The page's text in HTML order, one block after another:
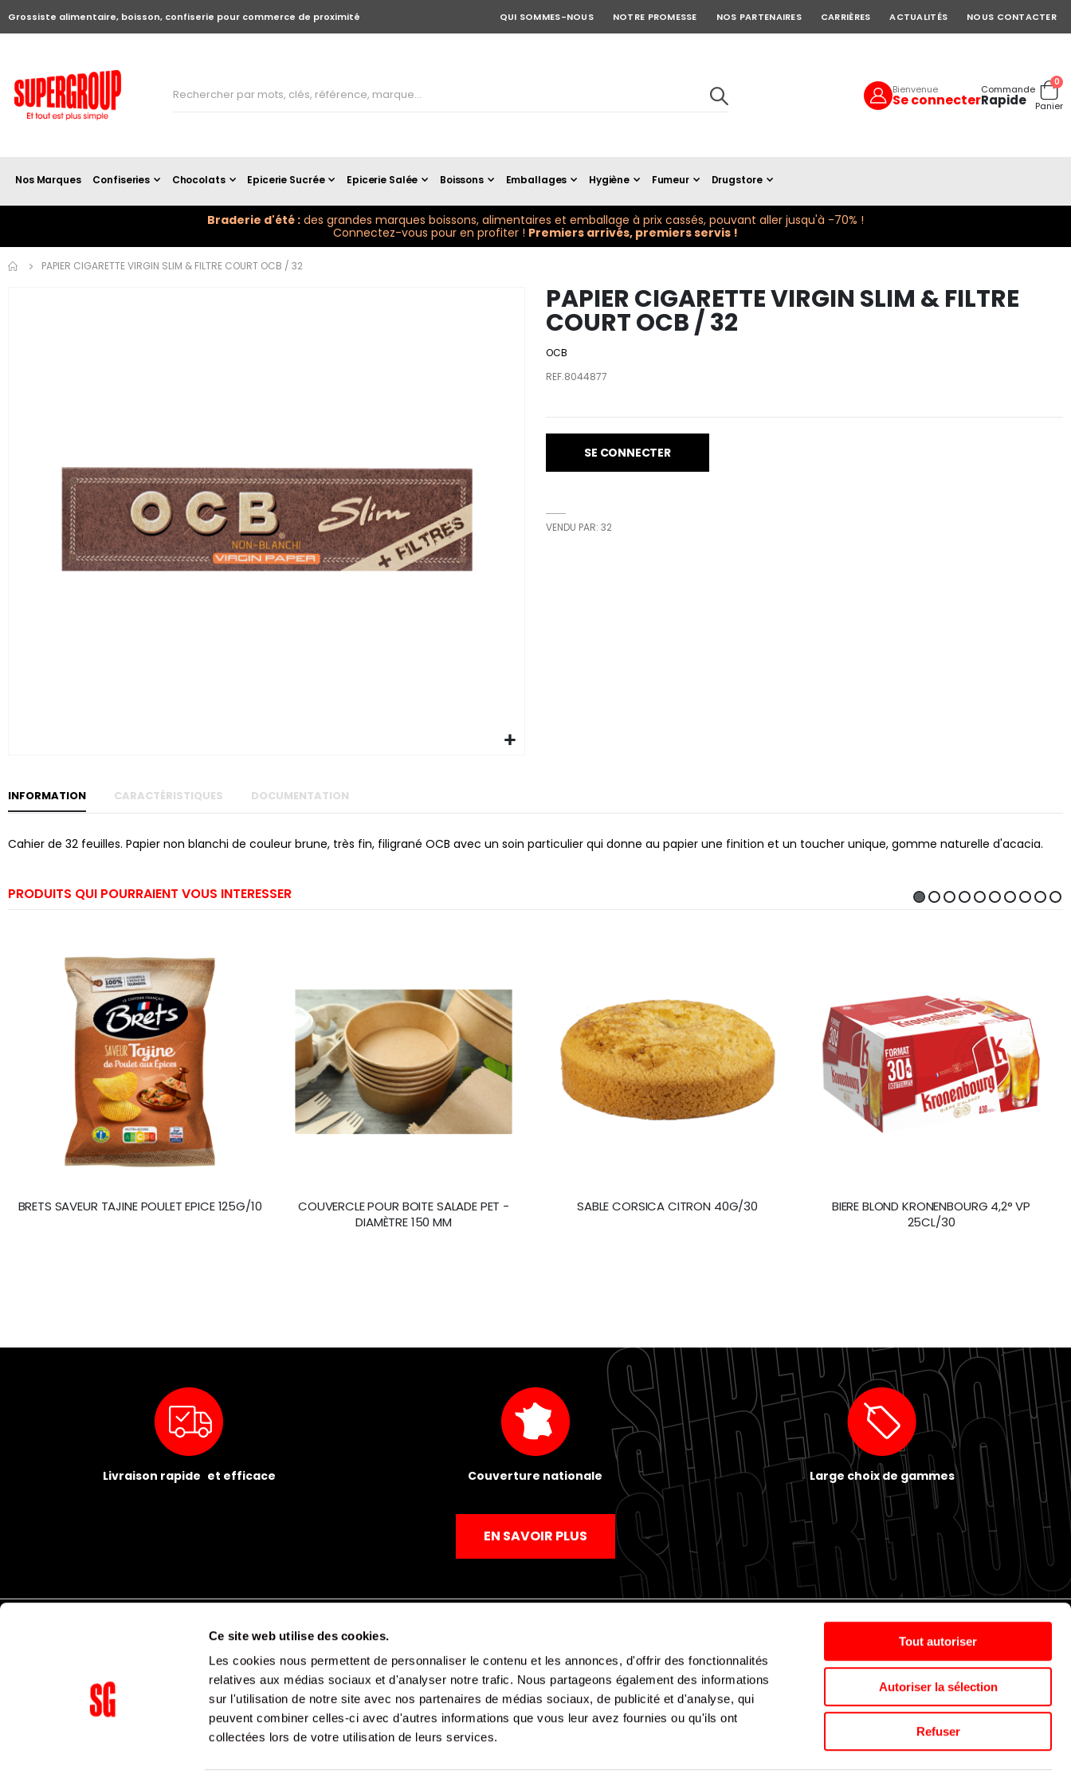
Ce site web utilise des cookies.
Les cookies nous permettent de personnaliser le contenu et les annonces, d'offrir des fonctionnalités
relatives aux médias sociaux et d'analyser notre trafic. Nous partageons également des informations
sur l'utilisation de notre site avec nos partenaires de médias sociaux, de publicité et d'analyse, qui
peuvent combiner celles-ci avec d'autres informations que vous leur avez fournies ou qu'ils ont
collectées lors de votre utilisation de leurs services.
Tout autoriser
Autoriser la sélection
Refuser
Grossiste alimentaire, boisson, confiserie pour commerce de proximité QUI SOMMES-NOUS NOTRE PROMESSE NOS PARTENAIRES CARRIÈRES ACTUALITÉS NOUS CONTACTER
Bienvenue
Se connecter
Commande
Rapide Cart
0
Panier
Nos Marques Confiseries Chocolats Epicerie Sucrée Epicerie Salée Boissons Emballages Hygiène Fumeur Drugstore
Braderie d'été : des grandes marques boissons, alimentaires et emballage à prix cassés, pouvant aller jusqu'à -70% !
Connectez-vous pour en profiter ! Premiers arrivés, premiers servis !
PAPIER CIGARETTE VIRGIN SLIM & FILTRE COURT OCB / 32
the
PAPIER CIGARETTE VIRGIN SLIM & FILTRE
COURT OCB / 32
OCB
REF.8044877
SE CONNECTER
VENDU PAR: 32
INFORMATION
Cahier de 32 feuilles. Papier non blanchi de couleur brune, très fin, filigrané OCB avec un soin particulier qui donne au papier une finition et un toucher unique, gomme naturelle d'acacia.
CARACTÉRISTIQUES DOCUMENTATION
PRODUITS QUI POURRAIENT VOUS INTERESSER
BRETS SAVEUR TAJINE POULET EPICE 125G/10
COUVERCLE POUR BOITE SALADE PET -
DIAMÈTRE 150 MM
SABLE CORSICA CITRON 40G/30
BIERE BLOND KRONENBOURG 4,2° VP
25CL/30
Livraison rapide et efficace Couverture nationale Large choix de gammes
EN SAVOIR PLUS
Mentions légales Politique de confidentialité CGV Politique de cookies Nos agences Espace presse